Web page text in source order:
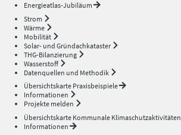
Energieatlas-Jubiläum
Strom
Wärme
Mobilität
Solar- und Gründachkataster
THG-Bilanzierung
Wasserstoff
Datenquellen und Methodik
Übersichtskarte Praxisbeispiele
Informationen
Projekte melden
Übersichtskarte Kommunale Klimaschutzaktivitäten
Informationen